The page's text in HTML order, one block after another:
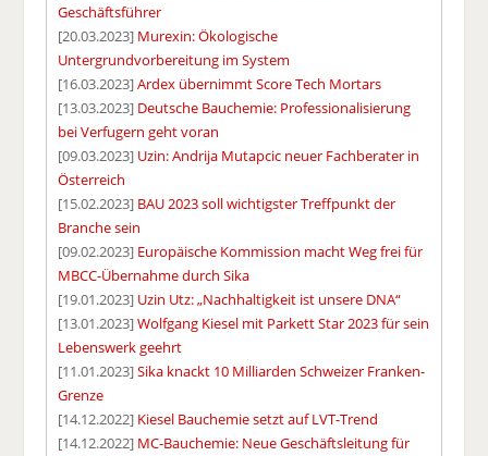
Geschäftsführer
[20.03.2023] Murexin: Ökologische
Untergrundvorbereitung im System
[16.03.2023]Ardex übernimmt Score Tech Mortars
[13.03.2023] Deutsche Bauchemie: Professionalisierung
bei Verfugern geht voran
[09.03.2023] Uzin: Andrija Mutapcic neuer Fachberater in
Österreich
[15.02.2023] BAU 2023 soll wichtigster Treffpunkt der
Branche sein
[09.02.2023] Europäische Kommission macht Weg frei für
MBCC-Übernahme durch Sika
[19.01.2023] Uzin Utz: „Nachhaltigkeit ist unsere DNA“
[13.01.2023]Wolfgang Kiesel mit Parkett Star 2023 für sein
Lebenswerk geehrt
[11.01.2023]Sika knackt 10 Milliarden Schweizer Franken-
Grenze
[14.12.2022] Kiesel Bauchemie setzt auf LVT-Trend
[14.12.2022] MC-Bauchemie: Neue Geschäftsleitung für